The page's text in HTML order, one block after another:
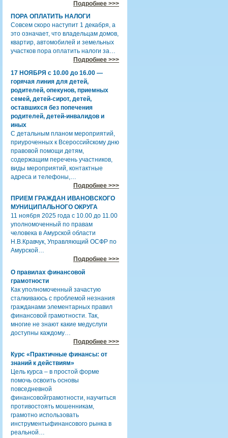
Подробнее >>>
ПОРА ОПЛАТИТЬ НАЛОГИ
Совсем скоро наступит 1 декабря, а
это означает, что владельцам домов,
квартир, автомобилей и земельных
участков пора оплатить налоги за…
Подробнее >>>
17 НОЯБРЯ с 10.00 до 16.00 —
горячая линия для детей,
родителей, опекунов, приемных
семей, детей-сирот, детей,
оставшихся без попечения
родителей, детей-инвалидов и
иных
С детальным планом мероприятий,
приуроченных к Всероссийскому дню
правовой помощи детям,
содержащим перечень участников,
виды мероприятий, контактные
адреса и телефоны,…
Подробнее >>>
ПРИЕМ ГРАЖДАН ИВАНОВСКОГО
МУНИЦИПАЛЬНОГО ОКРУГА
11 ноября 2025 года с 10.00 до 11.00
уполномоченный по правам
человека в Амурской области
Н.В.Кравчук, Управляющий ОСФР по
Амурской…
Подробнее >>>
О правилах финансовой
грамотности
Как уполномоченный зачастую
сталкиваюсь с проблемой незнания
гражданами элементарных правил
финансовой грамотности. Так,
многие не знают какие медуслуги
доступны каждому…
Подробнее >>>
Курс «Практичные финансы: от
знаний к действиям»
Цель курса – в простой форме
помочь освоить основы
повседневной
финансовойграмотности, научиться
противостоять мошенникам,
грамотно использовать
инструментыфинансового рынка в
реальной…